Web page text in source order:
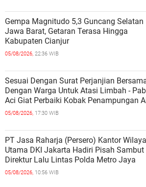
Gempa Magnitudo 5,3 Guncang Selatan
Jawa Barat, Getaran Terasa Hingga
Kabupaten Cianjur
05/08/2026, 22:36 WIB
Sesuai Dengan Surat Perjanjian
Dengan Warga Untuk Atasi Limbah -
Aci Giat Perbaiki Kobak Penampungan
05/08/2026, 17:30 WIB
PT Jasa Raharja (Persero) Kantor
Utama DKI Jakarta Hadiri Pisah Sambut
Direktur Lalu Lintas Polda Metro Jaya
05/08/2026, 10:56 WIB